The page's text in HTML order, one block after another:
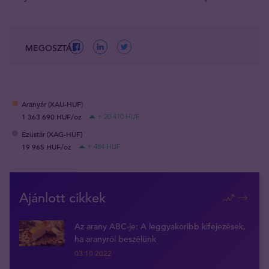
MEGOSZTÁS
Aranyár (XAU-HUF)
1 363 690 HUF/oz
+ 20 410 HUF
Ezüstár (XAG-HUF)
19 965 HUF/oz
+ 484 HUF
Ajánlott cikkek
Az arany ABC-je: A leggyakoribb kifejezések,
ha aranyról beszélünk
03.10.2022